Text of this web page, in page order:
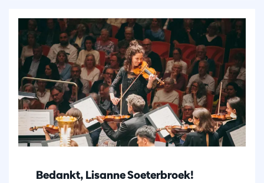
Bedankt, Lisanne Soeterbroek!